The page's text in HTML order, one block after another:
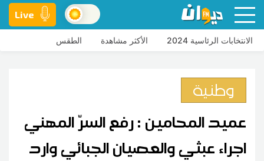
Live
الانتخابات الرئاسية 2024 الأكثر مشاهدة الطقس
وطنية
عميد المحامين : رفع السرّ المهني
اجراء عبثي والعصيان الجبائي وارد